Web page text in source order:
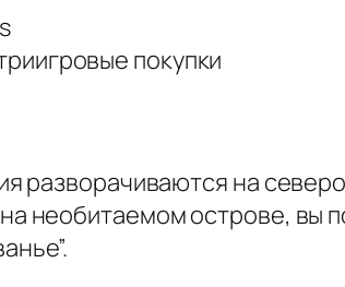
покупки
разворачиваются на
необитаемом острове, вы